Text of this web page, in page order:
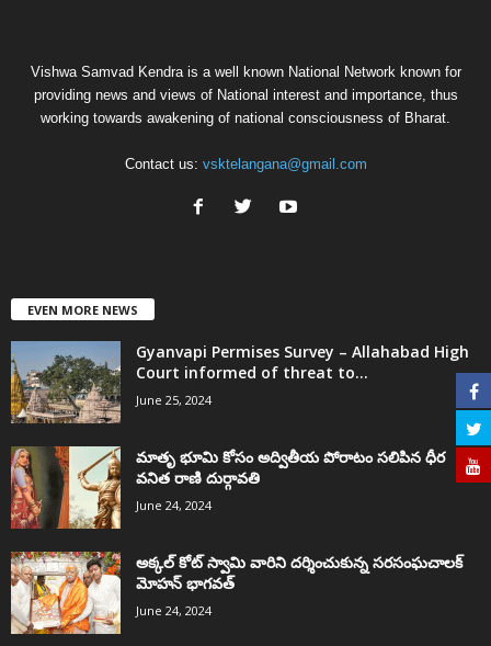
Vishwa Samvad Kendra is a well known National Network known for
providing news and views of National interest and importance, thus
working towards awakening of national consciousness of Bharat.
Contact us: vsktelangana@gmail.com
EVEN MORE NEWS
Gyanvapi Permises Survey – Allahabad High
Court informed of threat to...
June 25, 2024
మాతృ భూమి కోసం అద్వితీయ పోరాటం సలిపిన ధీర
వనిత రాణి దుర్గావతి
June 24, 2024
అక్కల్‌ కోట్‌ స్వామి వారిని దర్శించుకున్న సరసంఘచాలక్
మోహన్ భాగవత్
June 24, 2024